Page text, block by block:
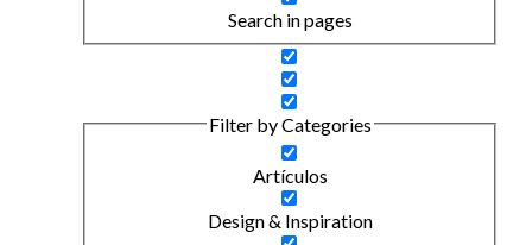
Search in pages
Filter by Categories
Artículos
Design & Inspiration